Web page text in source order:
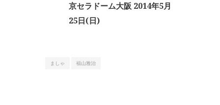
京セラドーム大阪 2014年5月
25日(日)
ましゃ 福山雅治